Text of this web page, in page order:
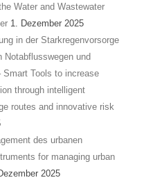
Water and Wastewater
1. Dezember 2025
in der Starkregenvorsorge
und
Tools to increase
through intelligent
routes and innovative risk
des urbanen
for managing urban
2025